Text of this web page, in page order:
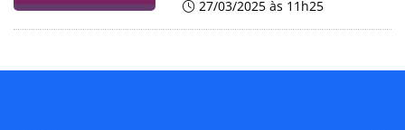
27/03/2025 às 11h25